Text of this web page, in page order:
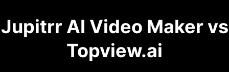
Jupitrr AI Video Maker vs
Topview.ai